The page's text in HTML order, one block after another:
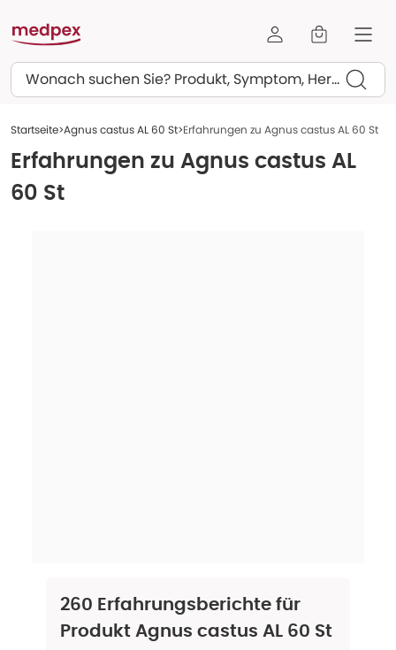
Suchen
Startseite Agnus castus AL 60 St Erfahrungen zu Agnus castus AL 60 St
Erfahrungen zu Agnus castus AL
60 St
260 Erfahrungsberichte für
Produkt Agnus castus AL 60 St